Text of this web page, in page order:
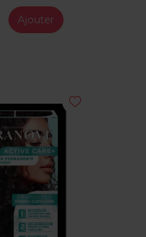
Ajouter